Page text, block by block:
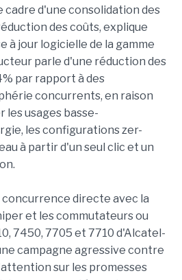
d'une consolidation des
des coûts, explique
à jour logicielle de la gamme
parle d'une réduction des
par rapport à des
concurrents, en raison
les usages basse-
les configurations zer-
à partir d'un seul clic et un
directe avec la
et les commutateurs ou
7450, 7705 et 7710 d'Alcatel-
campagne agressive contre
sur les promesses